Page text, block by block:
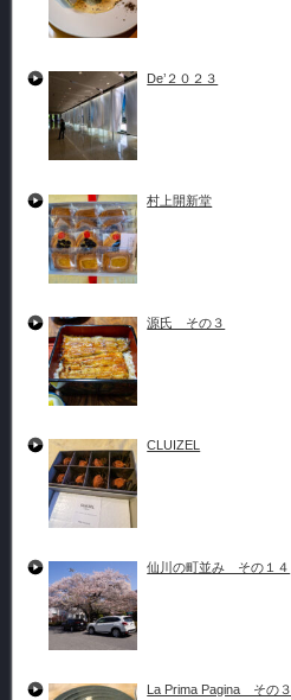
De’２０２３
村上開新堂
源氏 その３
CLUIZEL
仙川の町並み その１４
La Prima Pagina その３